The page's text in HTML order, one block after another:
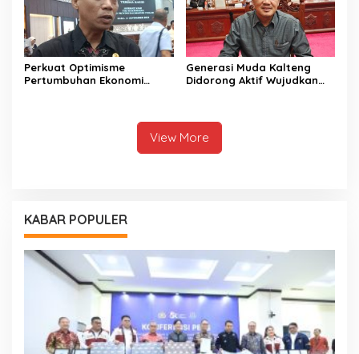
Perkuat Optimisme
Pertumbuhan Ekonomi
Generasi Muda Kalteng
Didorong Aktif Wujudkan
View More
KABAR POPULER